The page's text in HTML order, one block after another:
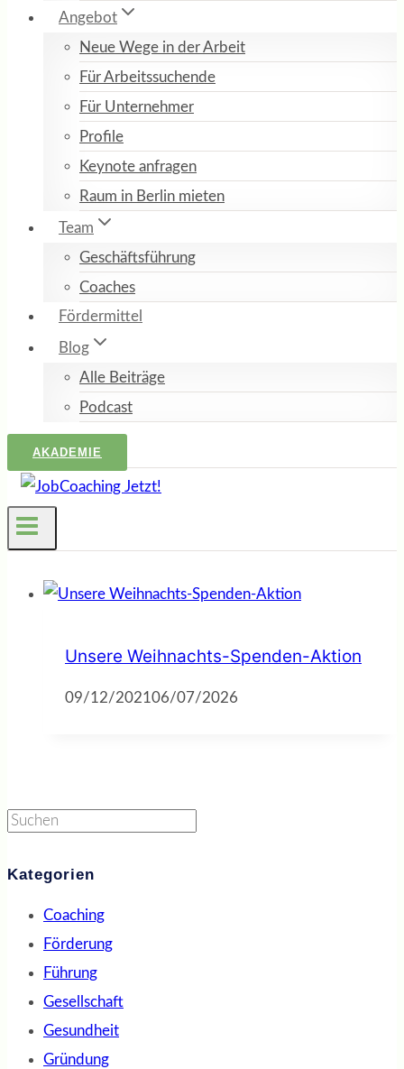
Angebot
Neue Wege in der Arbeit
Für Arbeitssuchende
Für Unternehmer
Profile
Keynote anfragen
Raum in Berlin mieten
Team
Geschäftsführung
Coaches
Fördermittel
Blog
Alle Beiträge
Podcast
AKADEMIE
Unsere Weihnachts-Spenden-Aktion
09/12/202106/07/2026
Suchen
Kategorien
Coaching
Förderung
Führung
Gesellschaft
Gesundheit
Gründung